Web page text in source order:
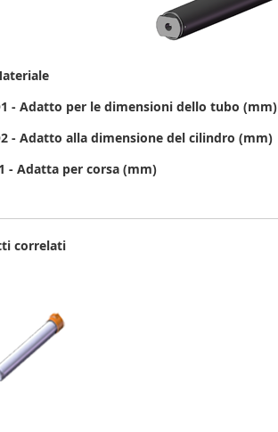
- Adatto per le dimensioni dello tubo (mm)
- Adatto alla dimensione del cilindro (mm)
- Adatta per corsa (mm)
correlati